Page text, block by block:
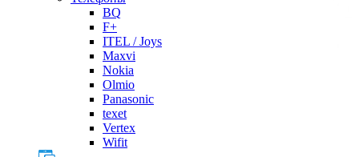
BQ
F+
ITEL / Joys
Maxvi
Nokia
Olmio
Panasonic
texet
Vertex
Wifit